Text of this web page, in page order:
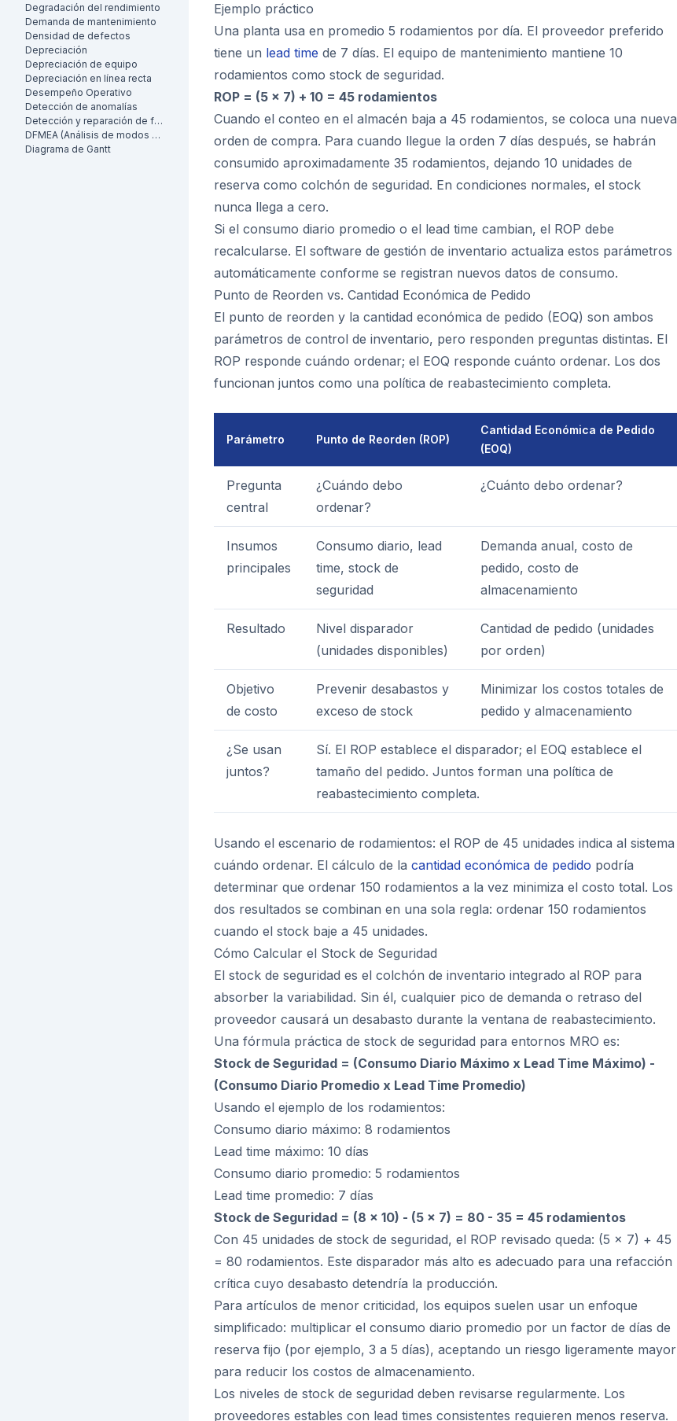
Degradación del rendimiento
Demanda de mantenimiento
Densidad de defectos
Depreciación
Depreciación de equipo
Depreciación en línea recta
Desempeño Operativo
Detección de anomalías
Detección y reparación de fugas (LDAR)
DFMEA (Análisis de modos de falla y efectos de diseño)
Diagrama de Gantt
Ejemplo práctico
Una planta usa en promedio 5 rodamientos por día. El proveedor preferido
tiene un lead time de 7 días. El equipo de mantenimiento mantiene 10
rodamientos como stock de seguridad.
ROP = (5 x 7) + 10 = 45 rodamientos
Cuando el conteo en el almacén baja a 45 rodamientos, se coloca una nueva
orden de compra. Para cuando llegue la orden 7 días después, se habrán
consumido aproximadamente 35 rodamientos, dejando 10 unidades de
reserva como colchón de seguridad. En condiciones normales, el stock
nunca llega a cero.
Si el consumo diario promedio o el lead time cambian, el ROP debe
recalcularse. El software de gestión de inventario actualiza estos parámetros
automáticamente conforme se registran nuevos datos de consumo.
Punto de Reorden vs. Cantidad Económica de Pedido
El punto de reorden y la cantidad económica de pedido (EOQ) son ambos
parámetros de control de inventario, pero responden preguntas distintas. El
ROP responde cuándo ordenar; el EOQ responde cuánto ordenar. Los dos
funcionan juntos como una política de reabastecimiento completa.
Parámetro Punto de Reorden (ROP)
Cantidad Económica de Pedido
(EOQ)
Pregunta
central
¿Cuándo debo
ordenar?
¿Cuánto debo ordenar?
Insumos
principales
Consumo diario, lead
time, stock de
seguridad
Demanda anual, costo de
pedido, costo de
almacenamiento
Resultado
Nivel disparador
(unidades disponibles)
Cantidad de pedido (unidades
por orden)
Objetivo
de costo
Prevenir desabastos y
exceso de stock
Minimizar los costos totales de
pedido y almacenamiento
¿Se usan
juntos?
Sí. El ROP establece el disparador; el EOQ establece el
tamaño del pedido. Juntos forman una política de
reabastecimiento completa.
Usando el escenario de rodamientos: el ROP de 45 unidades indica al sistema
cuándo ordenar. El cálculo de la cantidad económica de pedido podría
determinar que ordenar 150 rodamientos a la vez minimiza el costo total. Los
dos resultados se combinan en una sola regla: ordenar 150 rodamientos
cuando el stock baje a 45 unidades.
Cómo Calcular el Stock de Seguridad
El stock de seguridad es el colchón de inventario integrado al ROP para
absorber la variabilidad. Sin él, cualquier pico de demanda o retraso del
proveedor causará un desabasto durante la ventana de reabastecimiento.
Una fórmula práctica de stock de seguridad para entornos MRO es:
Stock de Seguridad = (Consumo Diario Máximo x Lead Time Máximo) -
(Consumo Diario Promedio x Lead Time Promedio)
Usando el ejemplo de los rodamientos:
Consumo diario máximo: 8 rodamientos
Lead time máximo: 10 días
Consumo diario promedio: 5 rodamientos
Lead time promedio: 7 días
Stock de Seguridad = (8 x 10) - (5 x 7) = 80 - 35 = 45 rodamientos
Con 45 unidades de stock de seguridad, el ROP revisado queda: (5 x 7) + 45
= 80 rodamientos. Este disparador más alto es adecuado para una refacción
crítica cuyo desabasto detendría la producción.
Para artículos de menor criticidad, los equipos suelen usar un enfoque
simplificado: multiplicar el consumo diario promedio por un factor de días de
reserva fijo (por ejemplo, 3 a 5 días), aceptando un riesgo ligeramente mayor
para reducir los costos de almacenamiento.
Los niveles de stock de seguridad deben revisarse regularmente. Los
proveedores estables con lead times consistentes requieren menos reserva.